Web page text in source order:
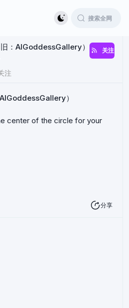
：AIGoddessGallery） 关注
注
）
center of the circle for your
分享